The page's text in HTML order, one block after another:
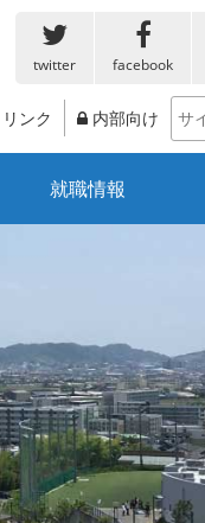
twitter
facebook
リンク 内部向け
就職情報